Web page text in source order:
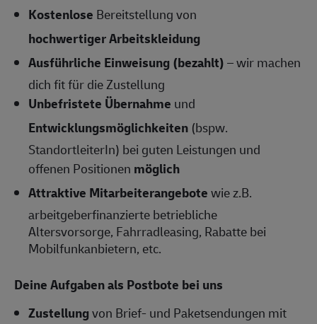
Kostenlose Bereitstellung von
hochwertiger Arbeitskleidung
Ausführliche Einweisung (bezahlt)– wir machen
dich fit für die Zustellung
Unbefristete Übernahme und
Entwicklungsmöglichkeiten (bspw.
StandortleiterIn) bei guten Leistungen und
offenen Positionen möglich
Attraktive Mitarbeiterangebotewie z.B.
arbeitgeberfinanzierte betriebliche
Altersvorsorge, Fahrradleasing, Rabatte bei
Mobilfunkanbietern, etc.
Deine Aufgaben als Postbote bei uns
Zustellungvon Brief- und Paketsendungen mit